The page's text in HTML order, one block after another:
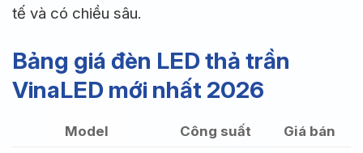
tế và có chiều sâu.
Bảng giá đèn LED thả trần
VinaLED mới nhất 2026
Model Công suất
Giá bán